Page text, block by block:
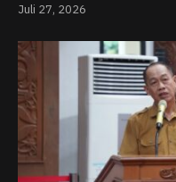
Juli 27, 2026